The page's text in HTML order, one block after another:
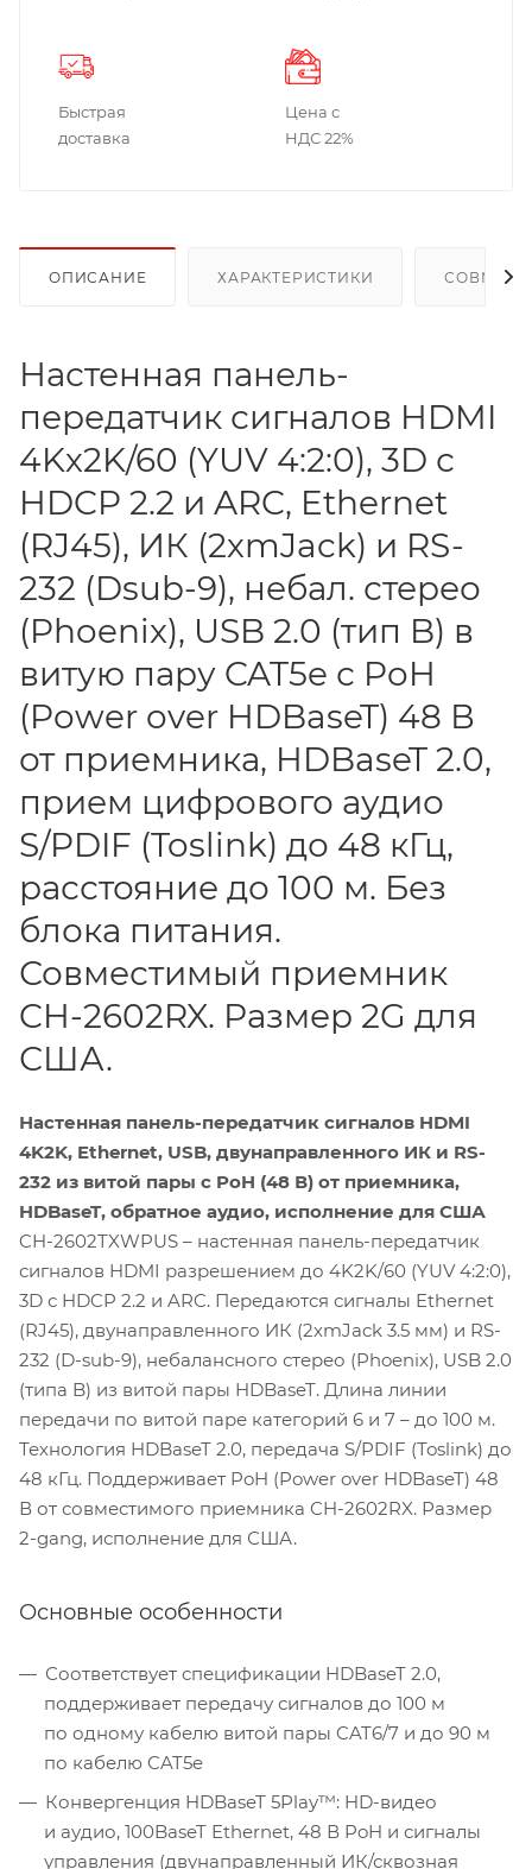
Быстрая
доставка
Цена с
НДС 22%
ОПИСАНИЕ ХАРАКТЕРИСТИКИ
Настенная панель-
передатчик сигналов HDMI
4Kх2K/60 (YUV 4:2:0), 3D с
HDCP 2.2 и ARC, Ethernet
(RJ45), ИК (2хmJack) и RS-
232 (Dsub-9), небал. стерео
(Phoenix), USB 2.0 (тип B) в
витую пару CAT5e с PoH
(Power over HDBaseT) 48 В
от приемника, HDBaseT 2.0,
прием цифрового аудио
S/PDIF (Toslink) до 48 кГц,
расстояние до 100 м. Без
блока питания.
Совместимый приемник
CH-2602RX. Размер 2G для
США.
Настенная панель-передатчик сигналов HDMI
4K2K, Ethernet, USB, двунаправленного ИК и RS-
232 из витой пары с PoH (48 В) от приемника,
HDBaseT, обратное аудио, исполнение для США
CH-2602TXWPUS – настенная панель-передатчик
сигналов HDMI разрешением до 4K2K/60 (YUV 4:2:0),
3D с HDCP 2.2 и ARC. Передаются сигналы Ethernet
(RJ45), двунаправленного ИК (2хmJack 3.5 мм) и RS-
232 (D-sub-9), небалансного стерео (Phoenix), USB 2.0
(типа B) из витой пары HDBaseT. Длина линии
передачи по витой паре категорий 6 и 7 – до 100 м.
Технология HDBaseT 2.0, передача S/PDIF (Toslink) до
48 кГц. Поддерживает PoH (Power over HDBaseT) 48
В от совместимого приемника CH-2602RX. Размер
2-gang, исполнение для США.
Основные особенности
Соответствует спецификации HDBaseT 2.0,
поддерживает передачу сигналов до 100 м
по одному кабелю витой пары CAT6/7 и до 90 м
по кабелю CAT5e
Конвергенция HDBaseT 5Play™: HD-видео
и аудио, 100BaseT Ethernet, 48 В PoH и сигналы
управления (двунаправленный ИК/сквозная